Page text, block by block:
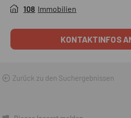
108 Immobilien
KONTAKTINFOS
Zurück zu den Suchergebnissen